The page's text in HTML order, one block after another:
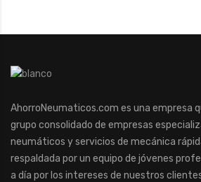
AhorroNeumaticos.com es una empresa
grupo consolidado de empresas
neumáticos y servicios de mecánica
respaldada por un equipo de jóvenes
a día por los intereses de nuestros